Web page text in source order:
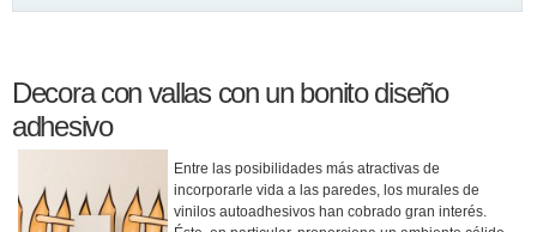
Decora con vallas con un bonito diseño
adhesivo
Entre las posibilidades más atractivas de
incorporarle vida a las paredes, los murales de
vinilos autoadhesivos han cobrado gran interés.